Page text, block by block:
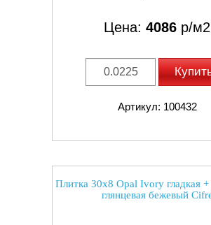
Цена: 4086 р/м2
Артикул: 100432
Плитка 30x8 Opal Ivory гладкая +
глянцевая бежевый